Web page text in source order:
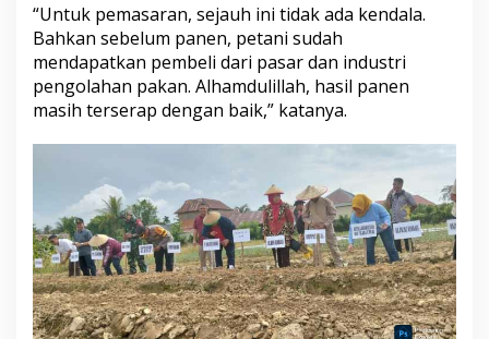
“Untuk pemasaran, sejauh ini tidak ada kendala.
Bahkan sebelum panen, petani sudah
mendapatkan pembeli dari pasar dan industri
pengolahan pakan. Alhamdulillah, hasil panen
masih terserap dengan baik,” katanya.